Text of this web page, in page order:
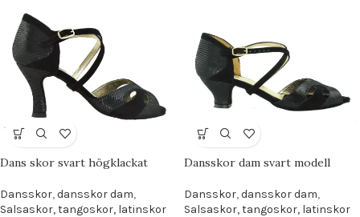
Dans skor svart högklackat
Dansskor,dansskor dam,
Salsaskor, tangoskor, latinskor
Dansskor dam svart modell
Dansskor,dansskor dam,
Salsaskor, tangoskor, latinskor